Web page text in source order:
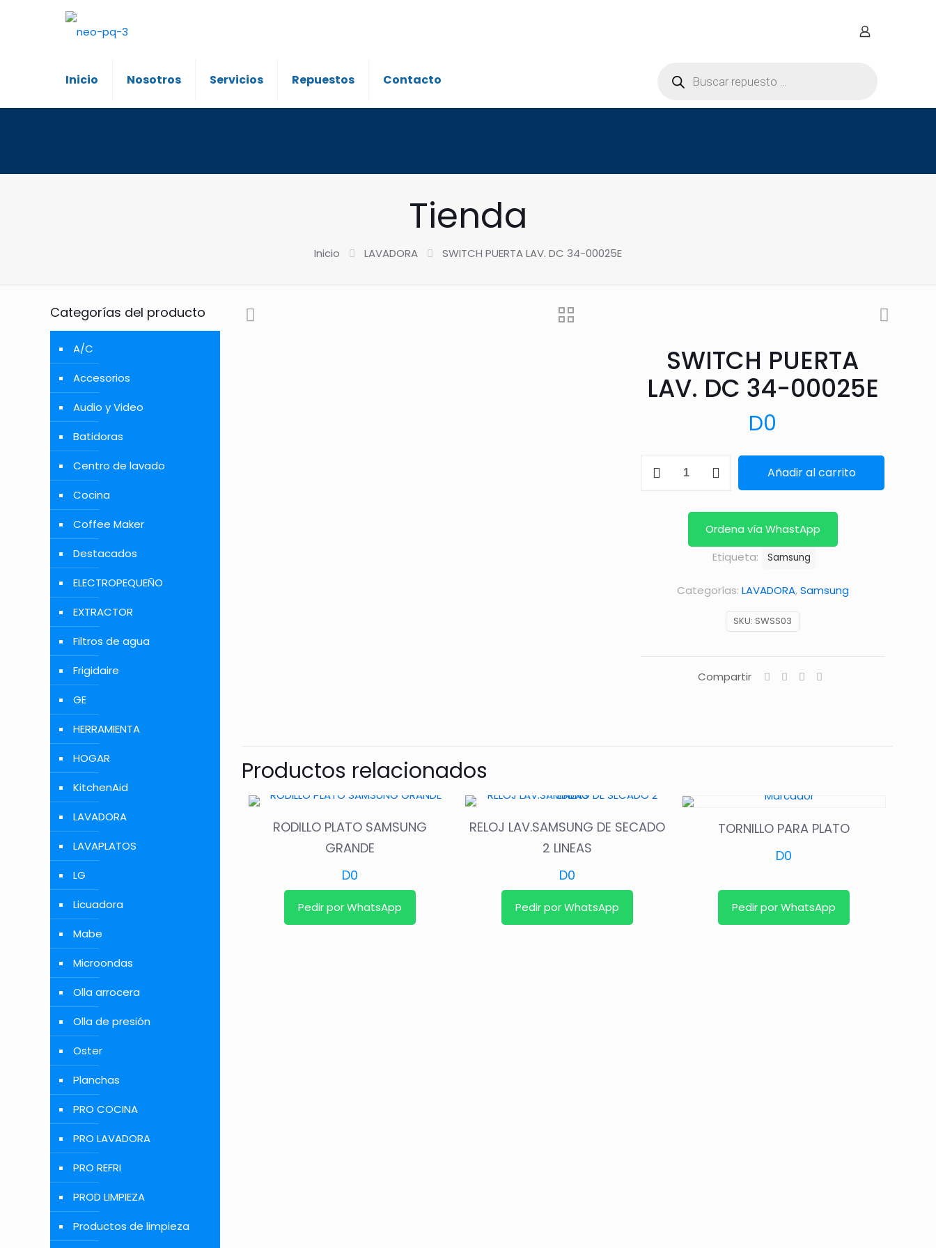
Inicio Nosotros Servicios Repuestos Contacto
productos
Tienda
Inicio LAVADORA SWITCH PUERTA LAV. DC 34-00025E
SWITCH PUERTA
LAV. DC 34-00025E
D0
Añadir al carrito
Ordena vía WhastApp
SKU:SWSS03
Categorías: LAVADORA,Samsung
Etiqueta: Samsung
Compartir
Productos relacionados
RODILLO PLATO SAMSUNG
GRANDE
D0
Pedir por WhatsApp
RELOJ LAV.SAMSUNG DE SECADO
2 LINEAS
D0
Pedir por WhatsApp
TORNILLO PARA PLATO
D0
Pedir por WhatsApp
Categorías del producto
A/C
Accesorios
Audio y Video
Batidoras
Centro de lavado
Cocina
Coffee Maker
Destacados
ELECTROPEQUEÑO
EXTRACTOR
Filtros de agua
Frigidaire
GE
HERRAMIENTA
HOGAR
KitchenAid
LAVADORA
LAVAPLATOS
LG
Licuadora
Mabe
Microondas
Olla arrocera
Olla de presión
Oster
Planchas
PRO COCINA
PRO LAVADORA
PRO REFRI
PROD LIMPIEZA
Productos de limpieza